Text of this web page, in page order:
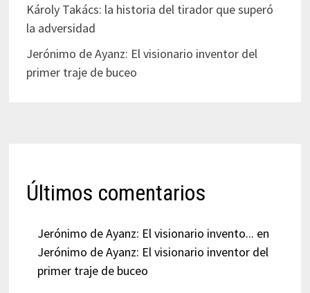
Károly Takács: la historia del tirador que superó
la adversidad
Jerónimo de Ayanz: El visionario inventor del
primer traje de buceo
Últimos comentarios
Jerónimo de Ayanz: El visionario invento... en
Jerónimo de Ayanz: El visionario inventor del
primer traje de buceo